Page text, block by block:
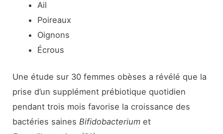
Ail
Poireaux
Oignons
Écrous
Une étude sur 30 femmes obèses a révélé que la
prise d’un supplément prébiotique quotidien
pendant trois mois favorise la croissance des
bactéries sainesBifidobacterium et